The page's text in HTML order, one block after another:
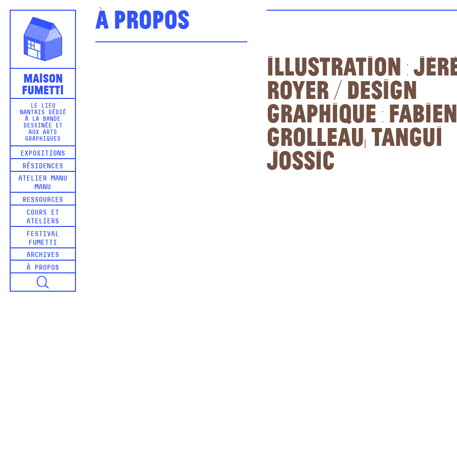
Maison
Fumetti
LE LIEU
NANTAIS DÉDIÉ
À LA BANDE
DESSINÉE ET
AUX ARTS
GRAPHIQUES
EXPOSITIONS
RÉSIDENCES
ATELIER MANU
MANU
RESSOURCES
COURS ET
ATELIERS
FESTIVAL
FUMETTI
ARCHIVES
À PROPOS
À propos
Illustration :
Royer / Design
graphique : Fabien
Grolleau, Tangui
Jossic